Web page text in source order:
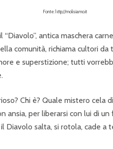
Fonte: http://molisiamo.it
“Diavolo”, antica maschera
comunità, richiama cultori
e superstizione; tutti
Chi è? Quale mistero cela
ansia, per liberarsi con lui di
salta, si rotola, cade a